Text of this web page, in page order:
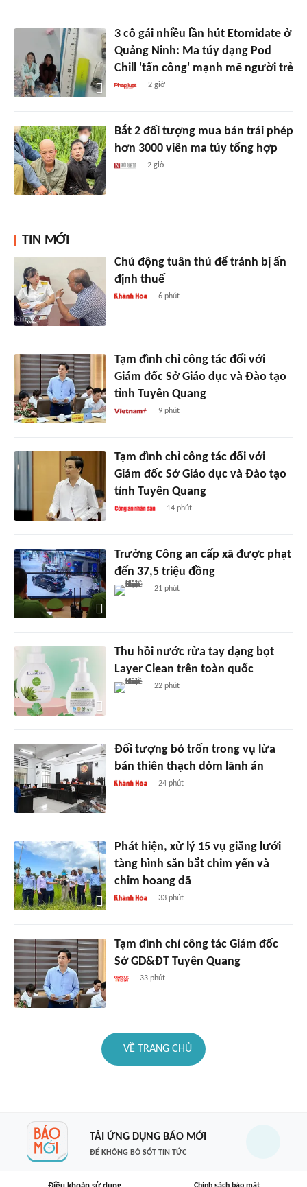
3 cô gái nhiều lần hút Etomidate ở
Quảng Ninh: Ma túy dạng Pod
Chill 'tấn công' mạnh mẽ người trẻ
2 giờ
Bắt 2 đối tượng mua bán trái phép
hơn 3000 viên ma túy tổng hợp
2 giờ
TIN MỚI
Chủ động tuân thủ để tránh bị ấn
định thuế
6 phút
Tạm đình chỉ công tác đối với
Giám đốc Sở Giáo dục và Đào tạo
tỉnh Tuyên Quang
9 phút
Tạm đình chỉ công tác đối với
Giám đốc Sở Giáo dục và Đào tạo
tỉnh Tuyên Quang
14 phút
Trưởng Công an cấp xã được phạt
đến 37,5 triệu đồng
21 phút
Thu hồi nước rửa tay dạng bọt
Layer Clean trên toàn quốc
22 phút
Đối tượng bỏ trốn trong vụ lừa
bán thiên thạch dỏm lãnh án
24 phút
Phát hiện, xử lý 15 vụ giăng lưới
tàng hình săn bắt chim yến và
chim hoang dã
33 phút
Tạm đình chỉ công tác Giám đốc
Sở GD&ĐT Tuyên Quang
33 phút
VỀ TRANG CHỦ
TẢI ỨNG DỤNG BÁO MỚI
ĐỂ KHÔNG BỎ SÓT TIN TỨC